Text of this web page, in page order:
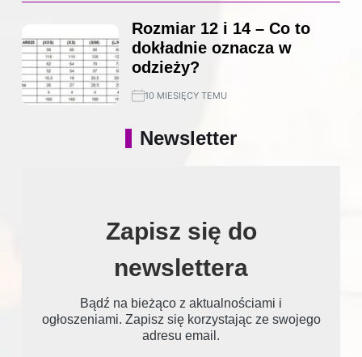
Rozmiar 12 i 14 – Co to
dokładnie oznacza w
odzieży?
10 MIESIĘCY TEMU
Newsletter
Zapisz się do
newslettera
Bądź na bieżąco z aktualnościami i
ogłoszeniami. Zapisz się korzystając ze swojego
adresu email.